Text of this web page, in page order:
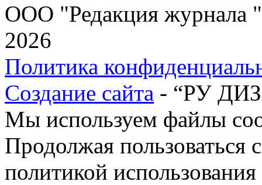
ООО "Редакция журнала
2026
Политика
Создание сайта - “РУ
Мы используем файлы
Продолжая пользоваться
политикой